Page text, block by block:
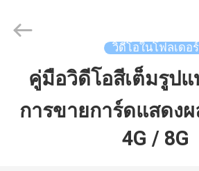
บ้าน
Videoinfolder
Technology
Reserved.
วิดีโอในโฟลเดอร์
คู่มือวิดีโอสีเต็มรูปแ
การขายการ์ดแสดงผ
4G / 8G